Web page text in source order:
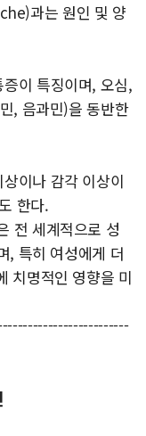
과는 원인 및 양
이 특징이며, 오심,
, 음과민)을 동반한
이나 감각 이상이
한다.
전 세계적으로 성
, 특히 여성에게 더
치명적인 영향을 미